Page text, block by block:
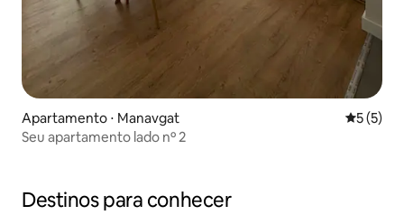
Apartamento ⋅ Manavgat 5 de
5 (5)
Seu apartamento lado nº 2
Destinos para conhecer